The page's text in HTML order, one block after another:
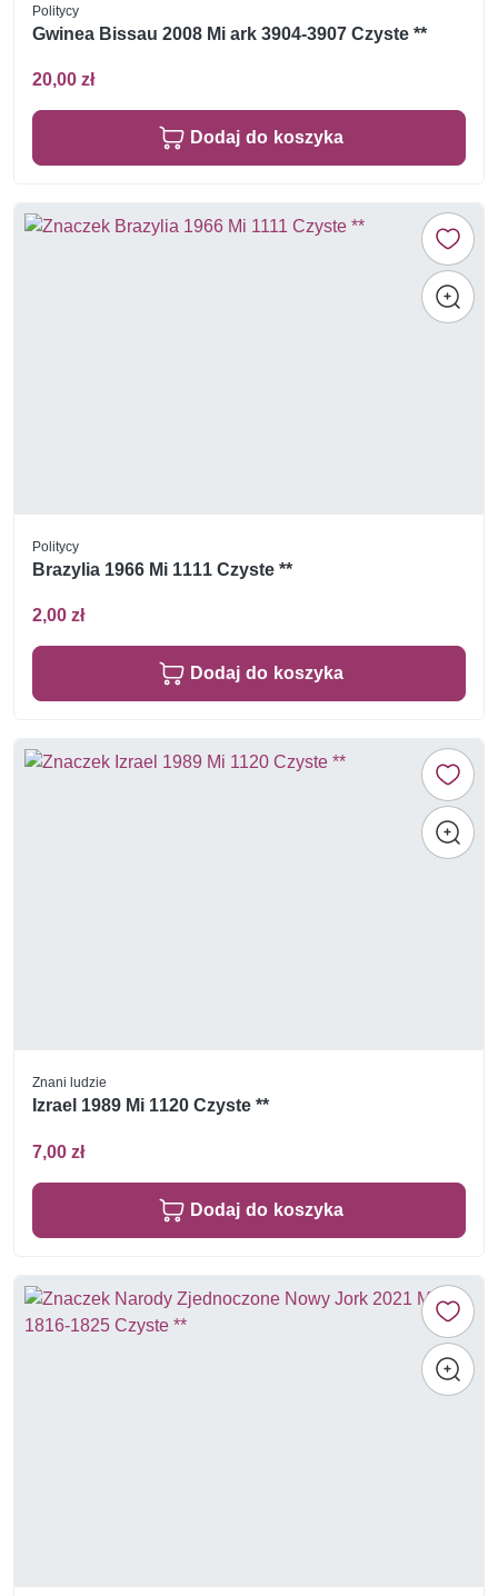
Politycy
Gwinea Bissau 2008 Mi ark 3904-3907 Czyste **
20,00 zł
Dodaj do koszyka
Politycy
Brazylia 1966 Mi 1111 Czyste **
2,00 zł
Dodaj do koszyka
Znani ludzie
Izrael 1989 Mi 1120 Czyste **
7,00 zł
Dodaj do koszyka